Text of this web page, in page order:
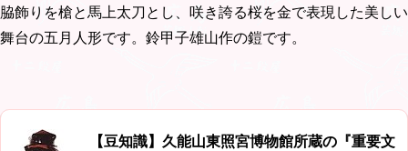
脇飾りを槍と馬上太刀とし、咲き誇る桜を金で表現した美しい
舞台の五月人形です。鈴甲子雄山作の鎧です。
【豆知識】久能山東照宮博物館所蔵の『重要文